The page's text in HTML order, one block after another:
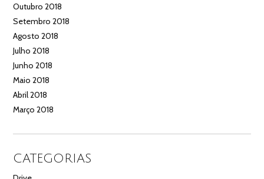
Outubro 2018
Setembro 2018
Agosto 2018
Julho 2018
Junho 2018
Maio 2018
Abril 2018
Março 2018
CATEGORIAS